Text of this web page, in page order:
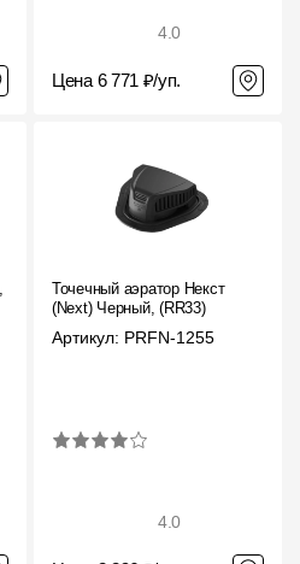
4.0
Цена 6 771 ₽/уп.
Точечный аэратор Некст
(Next) Черный, (RR33)
Артикул: PRFN-1255
4.0